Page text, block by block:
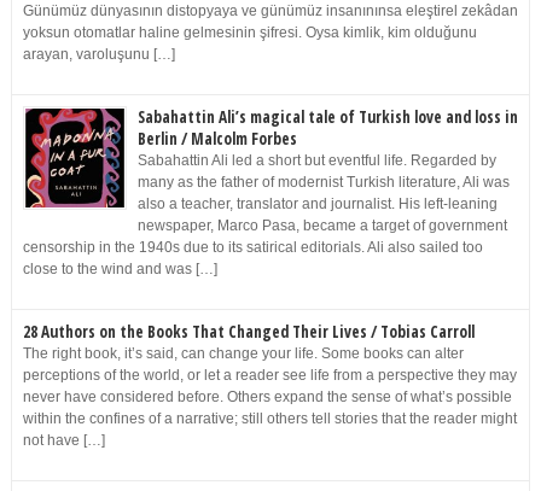
Günümüz dünyasının distopyaya ve günümüz insanınınsa eleştirel zekâdan
yoksun otomatlar haline gelmesinin şifresi. Oysa kimlik, kim olduğunu
arayan, varoluşunu […]
Sabahattin Ali’s magical tale of Turkish love and loss in
Berlin / Malcolm Forbes
Sabahattin Ali led a short but eventful life. Regarded by
many as the father of modernist Turkish literature, Ali was
also a teacher, translator and journalist. His left-leaning
newspaper, Marco Pasa, became a target of government
censorship in the 1940s due to its satirical editorials. Ali also sailed too
close to the wind and was […]
28 Authors on the Books That Changed Their Lives / Tobias Carroll
The right book, it’s said, can change your life. Some books can alter
perceptions of the world, or let a reader see life from a perspective they may
never have considered before. Others expand the sense of what’s possible
within the confines of a narrative; still others tell stories that the reader might
not have […]